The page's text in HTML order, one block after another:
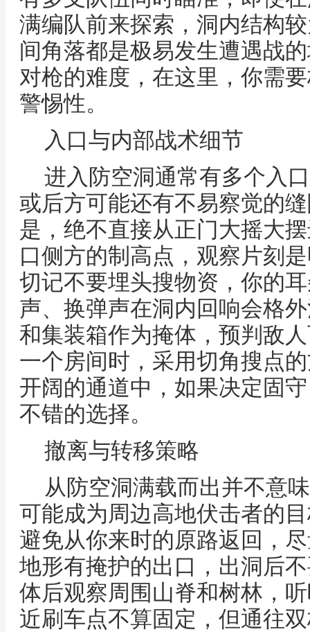
满编队前来探索，洞内结构
间角落都是极易发生遭遇战
对枪的难度，在这里，你需
警惕性。
入口与内部战术细节
进入防空洞通常有多个入
或后方可能还有不易察觉的
是，绝不直接从正门大摇大
口侧方的制高点，观察片刻
切记不要埋头搜物资，你的
声、换弹声在洞内回响会格
和集装箱作为掩体，预判敌
一个房间时，采用切角搜点
开阔的通道中，如果决定固
不错的选择。
撤离与转移策略
从防空洞满载而出并不意
可能成为周边高地伏击者的
避免从你来时的原路返回，
地形有掩护的出口，出洞后
体后观察周围山脊和树林，
近刷车点不算固定，但通往